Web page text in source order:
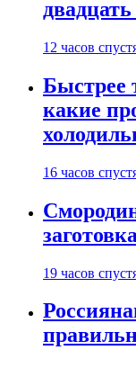
12 часов
Быстрее
какие
16 часов
19 часов